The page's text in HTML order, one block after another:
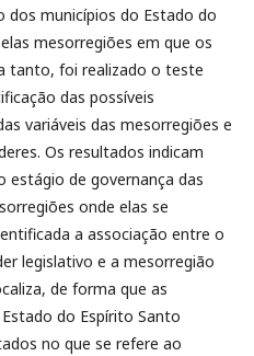
dos municípios do Estado do
mesorregiões em que os
tanto, foi realizado o teste
das possíveis
variáveis das mesorregiões e
Os resultados indicam
estágio de governança das
onde elas se
a associação entre o
legislativo e a mesorregião
de forma que as
do Espírito Santo
no que se refere ao